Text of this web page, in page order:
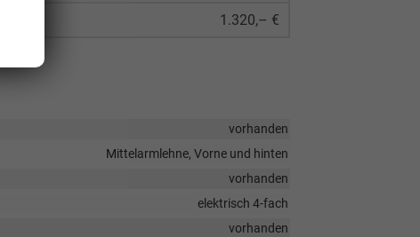
1.320,– €
vorhanden
Mittelarmlehne, Vorne und hinten
vorhanden
elektrisch 4-fach
vorhanden